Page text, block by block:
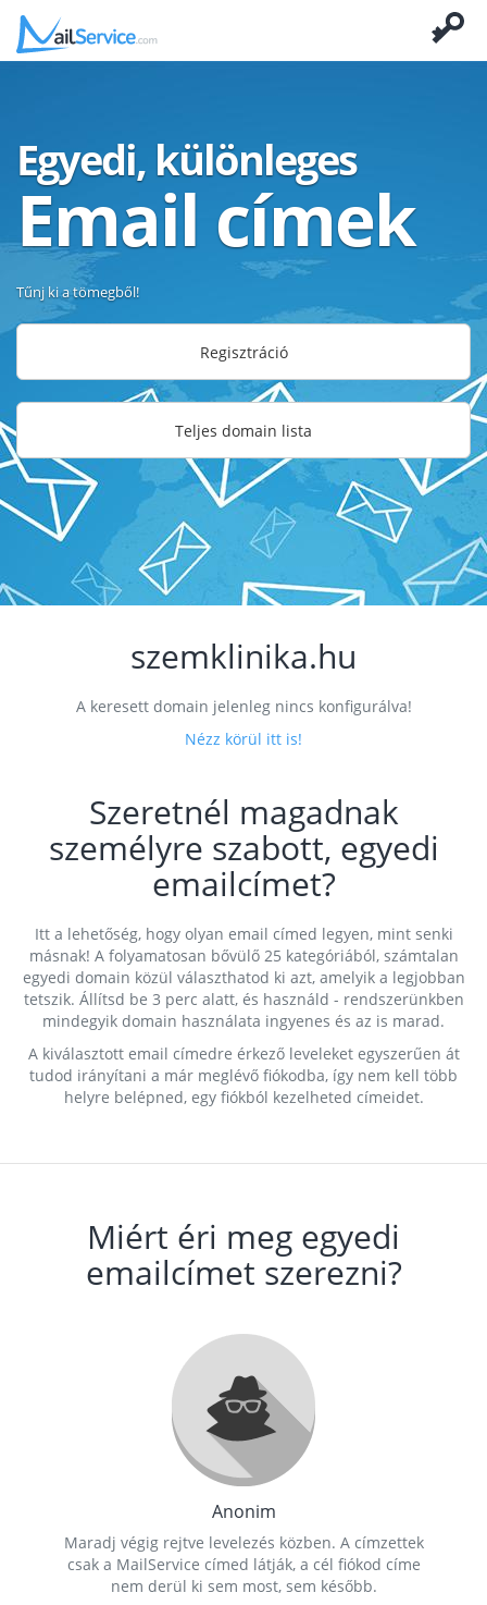
Egyedi, különleges
Email címek
Tűnj ki a tömegből!
Regisztráció
Teljes domain lista
szemklinika.hu
A keresett domain jelenleg nincs konfigurálva!
Nézz körül itt is!
Szeretnél magadnak
személyre szabott, egyedi
emailcímet?
Itt a lehetőség, hogy olyan email címed legyen, mint senki
másnak! A folyamatosan bővülő 25 kategóriából, számtalan
egyedi domain közül választhatod ki azt, amelyik a legjobban
tetszik. Állítsd be 3 perc alatt, és használd - rendszerünkben
mindegyik domain használata ingyenes és az is marad.
A kiválasztott email címedre érkező leveleket egyszerűen át
tudod irányítani a már meglévő fiókodba, így nem kell több
helyre belépned, egy fiókból kezelheted címeidet.
Miért éri meg egyedi
emailcímet szerezni?
Anonim
Maradj végig rejtve levelezés közben. A címzettek
csak a MailService címed látják, a cél fiókod címe
nem derül ki sem most, sem később.